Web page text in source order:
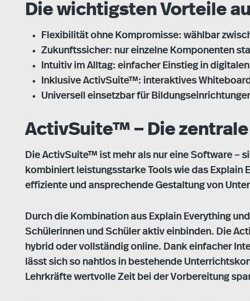
Die wichtigsten Vorteile
Flexibilität ohne Kompromisse: wählbar
Zukunftssicher: nur einzelne Komponenten
Intuitiv im Alltag: einfacher Einstieg in
Inklusive ActivSuite™: interaktives
Universell einsetzbar für
ActivSuite™ – Die
Die ActivSuite™ ist mehr als nur eine Software –
kombiniert leistungsstarke Tools wie das
effiziente und ansprechende Gestaltung von
Durch die Kombination aus Explain Everything
Schülerinnen und Schüler aktiv einbinden. Die
hybrid oder vollständig online. Dank einfacher
lässt sich so nahtlos in bestehende
Lehrkräfte wertvolle Zeit bei der Vorbereitung